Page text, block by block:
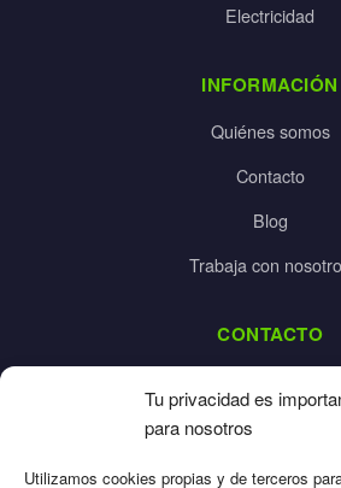
Tu privacidad es
para nosotros
Utilizamos cookies propias y de terceros
Electricidad
INFORMACIÓN
Quiénes somos
Contacto
Blog
Trabaja con
CONTACTO
925 532 213